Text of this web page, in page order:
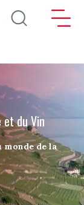
principal
du Vin
de la